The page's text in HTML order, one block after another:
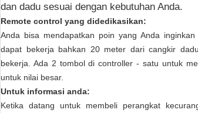
dan dadu sesuai dengan kebutuhan Anda.
Remote control yang didedikasikan:
Anda bisa mendapatkan poin yang Anda
dapat bekerja bahkan 20 meter dari cangkir
bekerja. Ada 2 tombol di controller - satu untuk
untuk nilai besar.
Untuk informasi anda:
Ketika datang untuk membeli perangkat